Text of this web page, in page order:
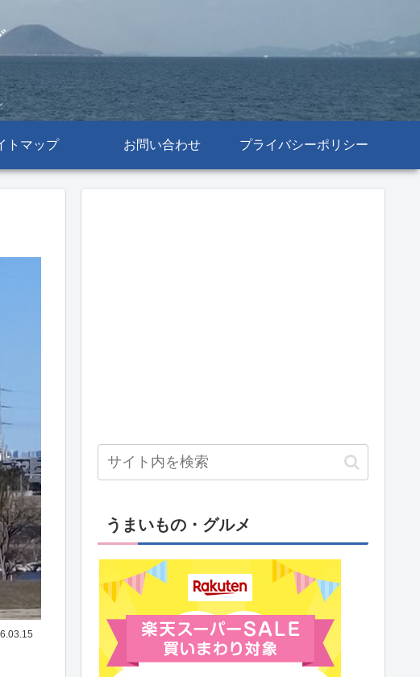
トマップ お問い合わせ プライバシーポリシー
うまいもの・グルメ